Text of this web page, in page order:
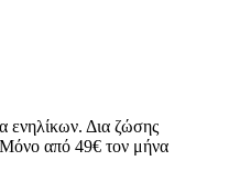
ενηλίκων. Δια ζώσης
από 49€ τον μήνα